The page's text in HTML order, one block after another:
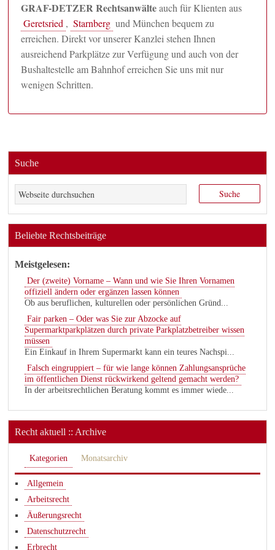
GRAF-DETZER Rechtsanwälteauch für Klienten aus
Geretsried , Starnberg und München bequem zu
erreichen. Direkt vor unserer Kanzlei stehen Ihnen
ausreichend Parkplätze zur Verfügung und auch von der
Bushaltestelle am Bahnhof erreichen Sie uns mit nur
wenigen Schritten.
Suche
Beliebte Rechtsbeiträge
Meistgelesen:
Der (zweite) Vorname – Wann und wie Sie Ihren Vornamen
offiziell ändern oder ergänzen lassen können
Ob aus beruflichen, kulturellen oder persönlichen Gründ...
Fair parken – Oder was Sie zur Abzocke auf
Supermarktparkplätzen durch private Parkplatzbetreiber wissen
müssen
Ein Einkauf in Ihrem Supermarkt kann ein teures Nachspi...
Falsch eingruppiert – für wie lange können Zahlungsansprüche
im öffentlichen Dienst rückwirkend geltend gemacht werden?
In der arbeitsrechtlichen Beratung kommt es immer wiede...
Recht aktuell :: Archive
Kategorien Monatsarchiv
Allgemein
Arbeitsrecht
Äußerungsrecht
Datenschutzrecht
Erbrecht